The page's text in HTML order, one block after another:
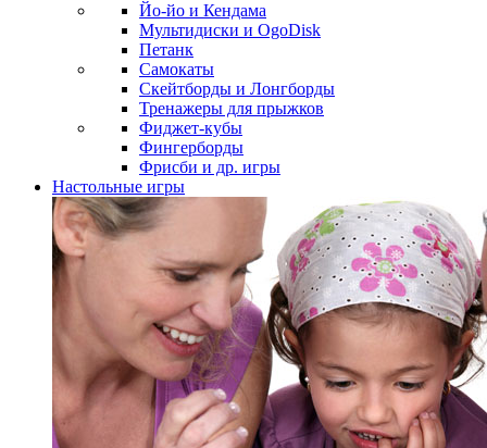
Йо-йо и Кендама
Мультидиски и OgoDisk
Петанк
Самокаты
Скейтборды и Лонгборды
Тренажеры для прыжков
Фиджет-кубы
Фингерборды
Фрисби и др. игры
Настольные игры